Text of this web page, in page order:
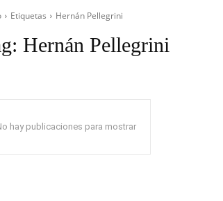
Etiquetas Hernán Pellegrini
Hernán Pellegrini
hay publicaciones para mostrar